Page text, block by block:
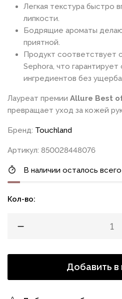
Легкая текстура быстро
липкости.
Бодрящие ароматы
приятной.
Продукт соответствует
Sephora, что
ингредиентов без
Лауреат премии Allure Best
превращает уход за кожей
Бренд: Touchland
Артикул: 850028448076
В наличии осталось
Кол-во:
Добавить в